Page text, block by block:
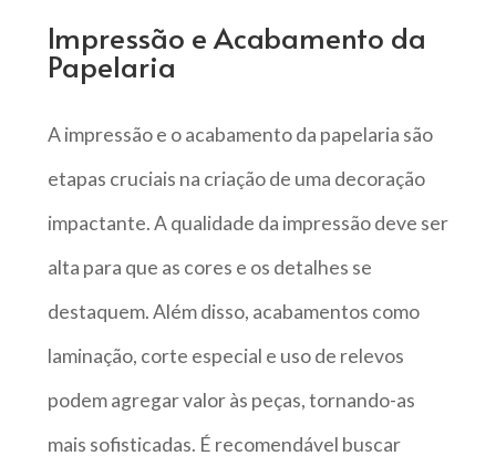
Impressão e Acabamento da
Papelaria
A impressão e o acabamento da papelaria são
etapas cruciais na criação de uma decoração
impactante. A qualidade da impressão deve ser
alta para que as cores e os detalhes se
destaquem. Além disso, acabamentos como
laminação, corte especial e uso de relevos
podem agregar valor às peças, tornando-as
mais sofisticadas. É recomendável buscar